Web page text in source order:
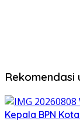
Rekomendasi
Kepala BPN